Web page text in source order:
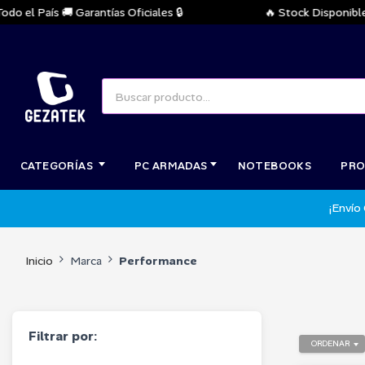
País 🚚 Garantías Oficiales 🔒 🔥 Stock Disponible
CATEGORÍAS PC ARMADAS NOTEBOOKS
Inicio Marca Performance
Filtrar por: ORDENAR